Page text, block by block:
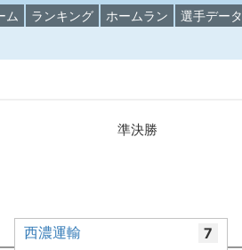
ム ランキング ホームラン 選手データ
準決勝
西濃運輸
7